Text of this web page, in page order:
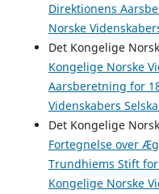
Direktionens
Norske
Det Kongelige
Kongelige Norske
Aarsberetning for
Videnskabers
Det Kongelige
Fortegnelse over
Trundhiems Stift for
Kongelige Norske